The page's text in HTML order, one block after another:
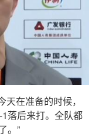
在准备的时候，
落后来打。全队都
。”